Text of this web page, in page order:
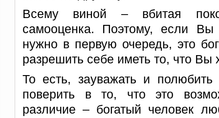
Всему виной – вбитая
самооценка. Поэтому, если Вы
нужно в первую очередь, это
разрешить себе иметь то, что Вы
То есть, зауважать и
поверить в то, что это
различие – богатый человек